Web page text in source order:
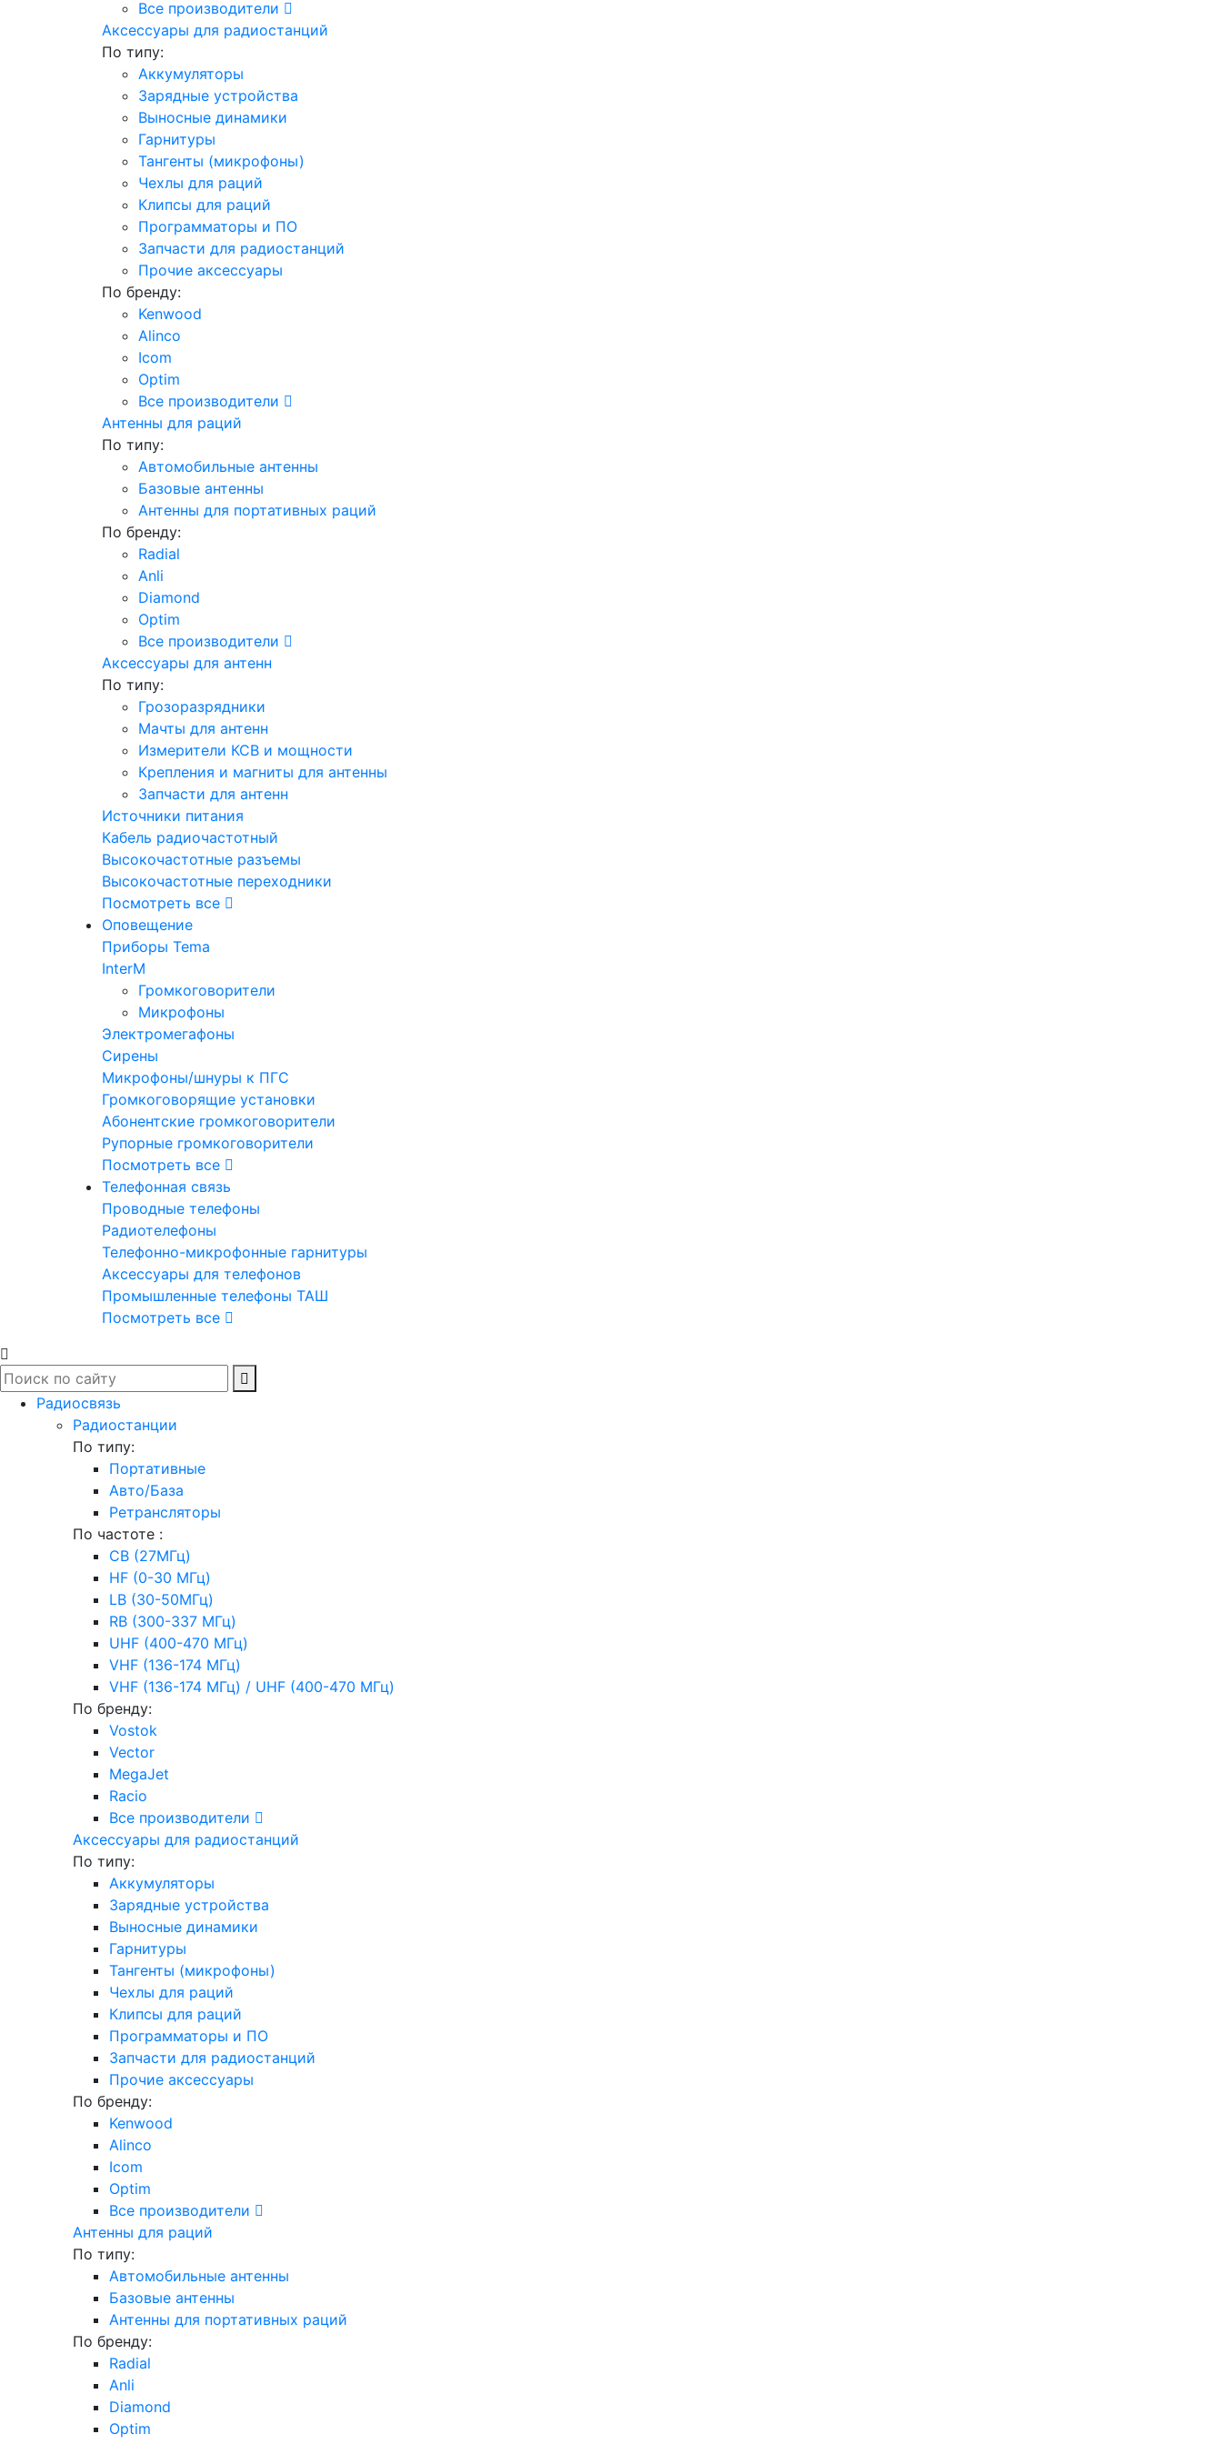
Все производители
Аксессуары для радиостанций
По типу:
Аккумуляторы
Зарядные устройства
Выносные динамики
Гарнитуры
Тангенты (микрофоны)
Чехлы для раций
Клипсы для раций
Программаторы и ПО
Запчасти для радиостанций
Прочие аксессуары
По бренду:
Kenwood
Alinco
Icom
Optim
Все производители
Антенны для раций
По типу:
Автомобильные антенны
Базовые антенны
Антенны для портативных раций
По бренду:
Radial
Anli
Diamond
Optim
Все производители
Аксессуары для антенн
По типу:
Грозоразрядники
Мачты для антенн
Измерители КСВ и мощности
Крепления и магниты для антенны
Запчасти для антенн
Источники питания
Кабель радиочастотный
Высокочастотные разъемы
Высокочастотные переходники
Посмотреть все
Оповещение
Приборы Tema
InterM
Громкоговорители
Микрофоны
Электромегафоны
Сирены
Микрофоны/шнуры к ПГС
Громкоговорящие установки
Абонентские громкоговорители
Рупорные громкоговорители
Посмотреть все
Телефонная связь
Проводные телефоны
Радиотелефоны
Телефонно-микрофонные гарнитуры
Аксессуары для телефонов
Промышленные телефоны ТАШ
Посмотреть все
Радиосвязь
Радиостанции
По типу:
Портативные
Авто/База
Ретрансляторы
По частоте :
CB (27МГц)
HF (0-30 МГц)
LB (30-50МГц)
RB (300-337 МГц)
UHF (400-470 МГц)
VHF (136-174 МГц)
VHF (136-174 МГц) / UHF (400-470 МГц)
По бренду:
Vostok
Vector
MegaJet
Racio
Все производители
Аксессуары для радиостанций
По типу:
Аккумуляторы
Зарядные устройства
Выносные динамики
Гарнитуры
Тангенты (микрофоны)
Чехлы для раций
Клипсы для раций
Программаторы и ПО
Запчасти для радиостанций
Прочие аксессуары
По бренду:
Kenwood
Alinco
Icom
Optim
Все производители
Антенны для раций
По типу:
Автомобильные антенны
Базовые антенны
Антенны для портативных раций
По бренду:
Radial
Anli
Diamond
Optim